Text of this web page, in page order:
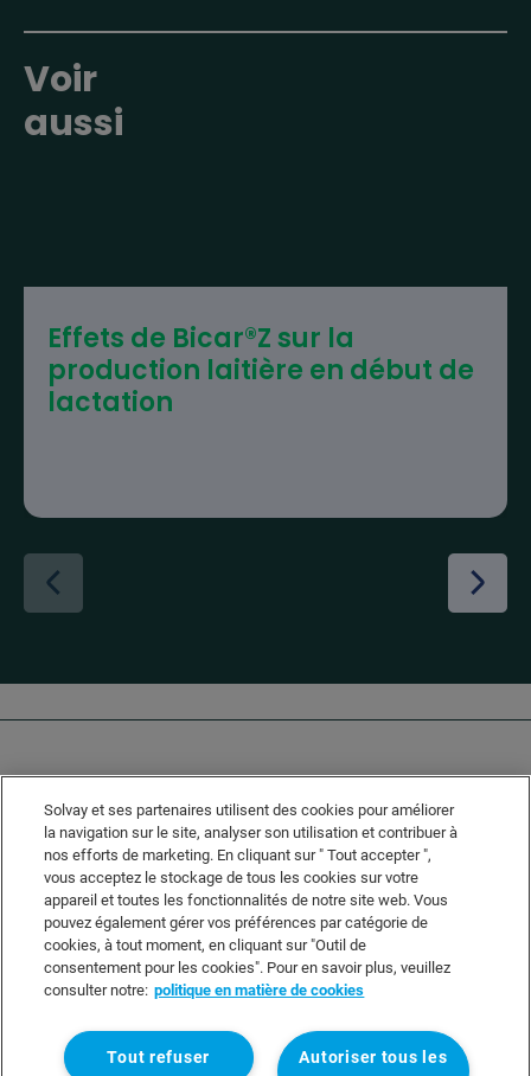
Voir
aussi
Effets de Bicar®Z sur la
production laitière en début de
lactation
Solvay's Privacy & Cookie Policy
Disclaimer
Terms and Conditions and Legal Notice
Sitemap
Linkedin
Twitter
wechat
Instagram
Facebook
Youtube
Solvay et ses partenaires utilisent des cookies pour améliorer
la navigation sur le site, analyser son utilisation et contribuer à
nos efforts de marketing. En cliquant sur " Tout accepter ",
vous acceptez le stockage de tous les cookies sur votre
appareil et toutes les fonctionnalités de notre site web. Vous
pouvez également gérer vos préférences par catégorie de
cookies, à tout moment, en cliquant sur "Outil de
consentement pour les cookies". Pour en savoir plus, veuillez
consulter notre: politique en matière de cookies
Autoriser tous les
Tout refuser